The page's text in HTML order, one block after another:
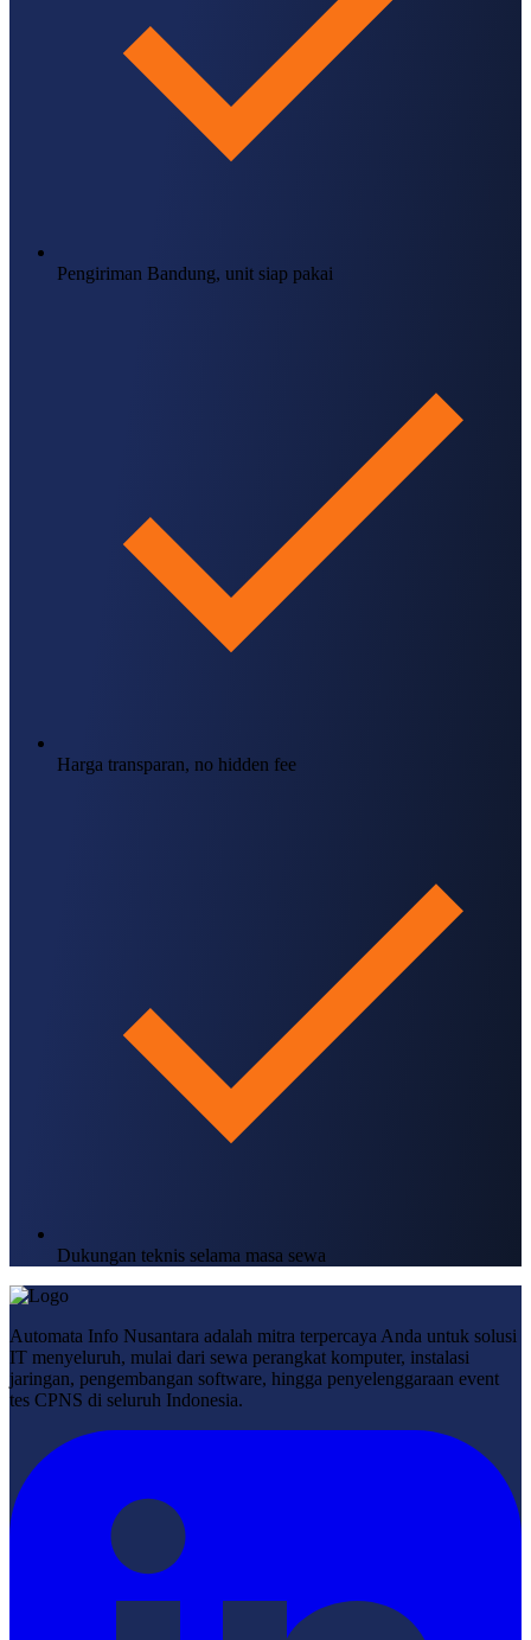
Pengiriman Bandung, unit siap pakai
Harga transparan, no hidden fee
Dukungan teknis selama masa sewa
Automata Info Nusantara adalah mitra terpercaya Anda untuk solusi
IT menyeluruh, mulai dari sewa perangkat komputer, instalasi
jaringan, pengembangan software, hingga penyelenggaraan event
tes CPNS di seluruh Indonesia.